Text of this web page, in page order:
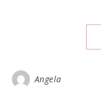
Angela